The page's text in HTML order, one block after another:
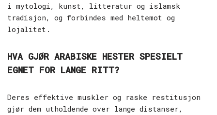
i mytologi, kunst, litteratur og islamsk
tradisjon, og forbindes med heltemot og
lojalitet.
HVA GJØR ARABISKE HESTER SPESIELT
EGNET FOR LANGE RITT?
Deres effektive muskler og raske restitusjon
gjør dem utholdende over lange distanser,